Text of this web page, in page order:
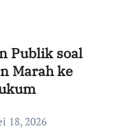
Publik soal
Marah ke
18, 2026